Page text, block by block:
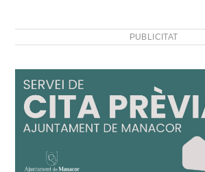
PUBLICITAT